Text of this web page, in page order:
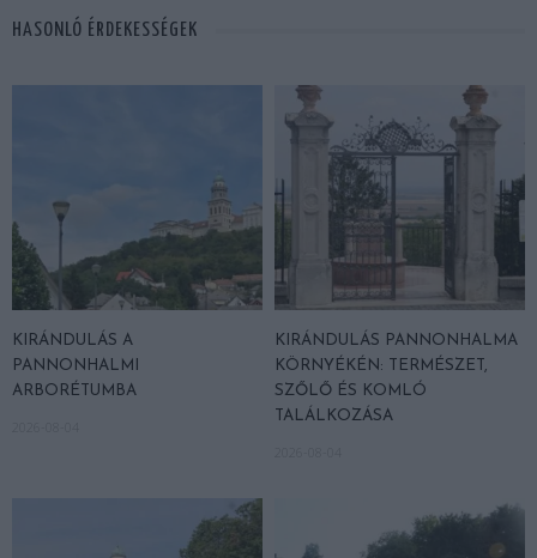
HASONLÓ ÉRDEKESSÉGEK
KIRÁNDULÁS A
PANNONHALMI
ARBORÉTUMBA
KIRÁNDULÁS PANNONHALMA
KÖRNYÉKÉN: TERMÉSZET,
SZŐLŐ ÉS KOMLÓ
TALÁLKOZÁSA